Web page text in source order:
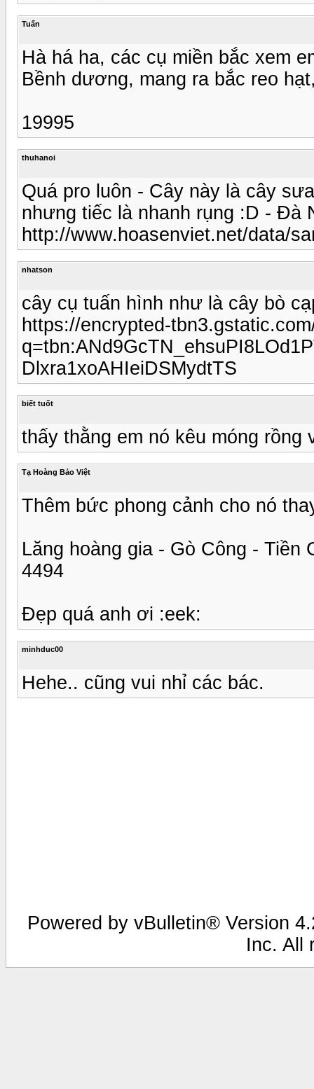
Tuấn
Hà há ha, các cụ miền bắc xem
Bềnh dương, mang ra bắc reo
19995
thuhanoi
Quá pro luôn - Cây này là cây
nhưng tiếc là nhanh rụng :D - Đà
http://www.hoasenviet.net/data/
nhatson
cây cụ tuấn hình như là cây bò
https://encrypted-
Dlxra1xoAHIeiDSMydtTS
biết tuốt
thấy thằng em nó kêu móng rồng
Tạ Hoàng Bảo Việt
Thêm bức phong cảnh cho nó
Lăng hoàng gia - Gò Công - Tiền
4494
Đẹp quá anh ơi :eek:
minhduc00
Hehe.. cũng vui nhỉ các bác.
Powered by vBulletin® Version
Inc. All